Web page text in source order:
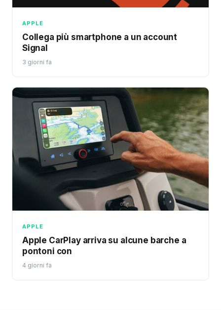
APPLE
Collega più smartphone a un account
Signal
3 giorni fa
APPLE
Apple CarPlay arriva su alcune barche a
pontoni con
4 giorni fa